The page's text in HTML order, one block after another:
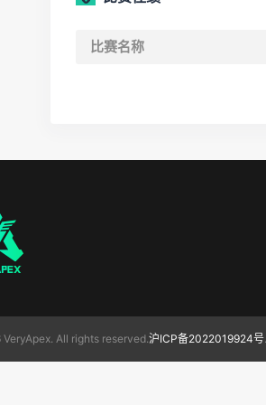
比赛名称
All rights reserved.沪ICP备2022019924号.